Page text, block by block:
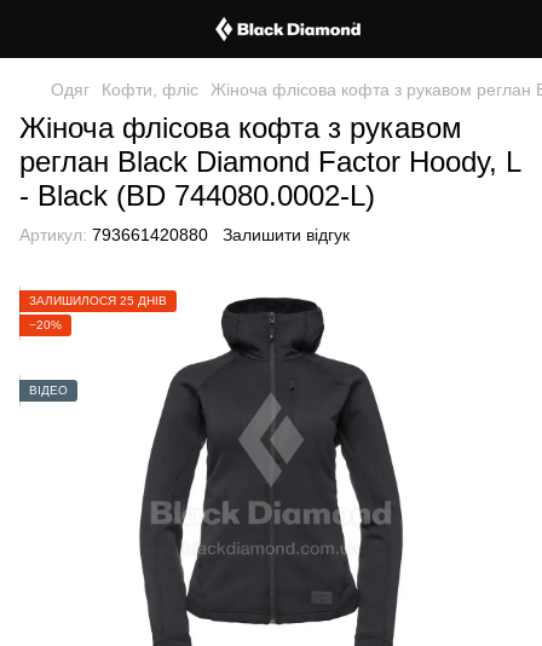
Одяг Кофти, фліс Жіноча флісова кофта з рукавом
Жіноча флісова кофта з рукавом
реглан Black Diamond Factor Hoody, L
- Black (BD 744080.0002-L)
Артикул: 793661420880 Залишити відгук
ЗАЛИШИЛОСЯ 25 ДНІВ
−20%
ВІДЕО